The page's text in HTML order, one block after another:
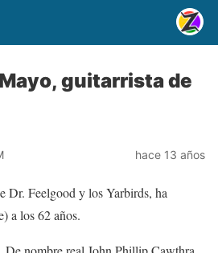
guitarrista de
hace 13 años
Dr. Feelgood y los Yarbirds, ha
a los 62 años.